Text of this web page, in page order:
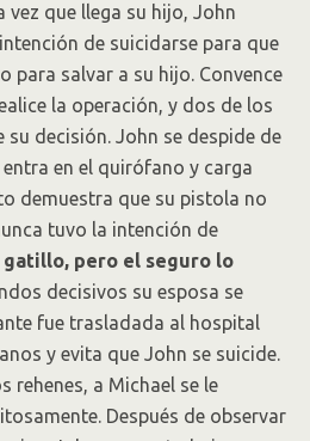
vez que llega su hijo, John
de suicidarse para que
para salvar a su hijo. Convence
la operación, y dos de los
su decisión. John se despide de
en el quirófano y carga
demuestra que su pistola no
tuvo la intención de
pero el seguro lo
decisivos su esposa se
fue trasladada al hospital
y evita que John se suicide.
rehenes, a Michael se le
Después de observar